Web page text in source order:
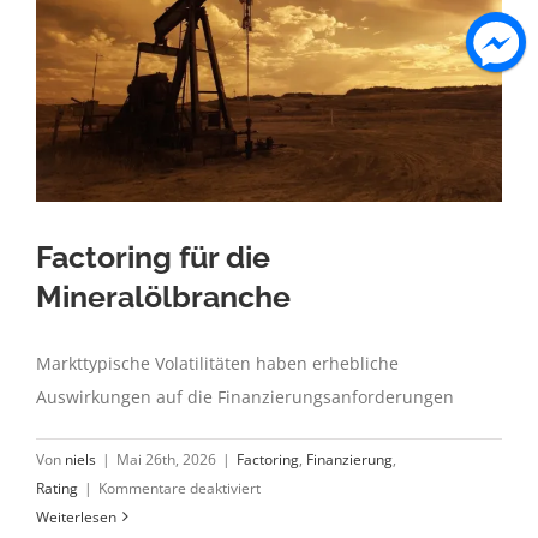
Factoring für die
Mineralölbranche
Markttypische Volatilitäten haben erhebliche
Auswirkungen auf die Finanzierungsanforderungen
Von niels | Mai 26th, 2026 | Factoring, Finanzierung,
Rating | Kommentare deaktiviertfür
Weiterlesen